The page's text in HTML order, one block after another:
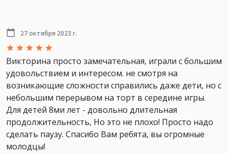
27 октября 2023 г.
Викторина просто замечательная, играли с большим
удовольствием и интересом. не смотря на
возникающие сложности справились даже дети, но с
небольшим перерывом на торт в середине игры.
Для детей 8ми лет - довольно длительная
продолжительность, Но это не плохо! Просто надо
сделать паузу. Спасибо Вам ребята, вы огромные
молодцы!